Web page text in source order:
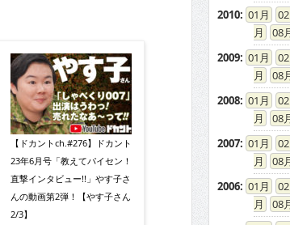
【ドカントch.#276】ドカント
23年6月号「教えてパイセン！
直撃インタビュー!!」やす子さ
んの動画第2弾！【やす子さん
2/3】
2010: 01 02
08
2009: 01 02
08
2008: 01 02
08
2007: 01 02
08
2006: 01 02
08